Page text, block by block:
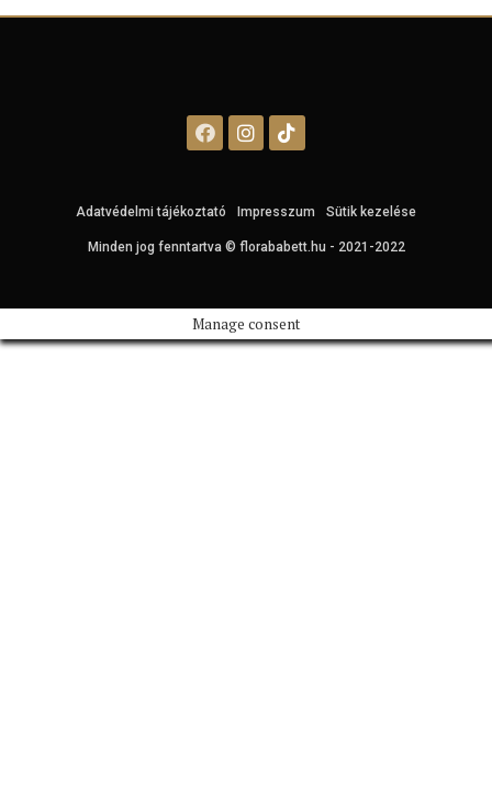
Adatvédelmi tájékoztató Impresszum Sütik kezelése
Minden jog fenntartva © florababett.hu - 2021-2022
Manage consent